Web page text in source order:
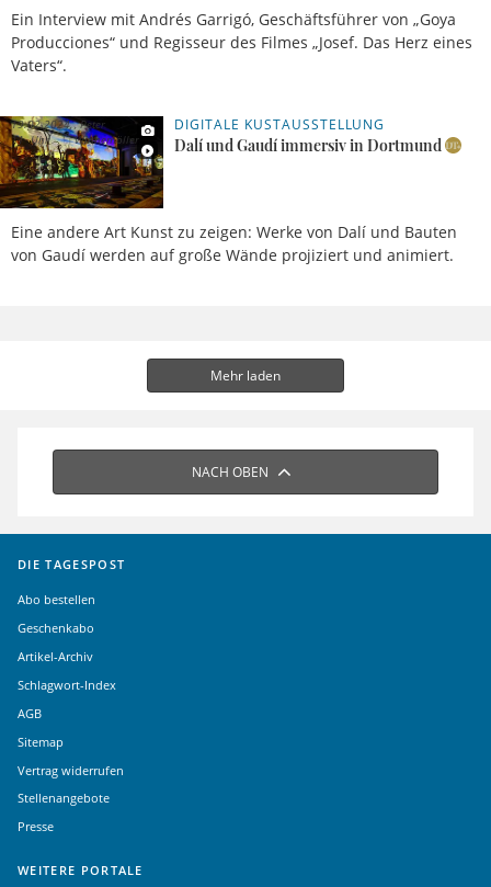
Ein Interview mit Andrés Garrigó, Geschäftsführer von „Goya
Producciones“ und Regisseur des Filmes „Josef. Das Herz eines
Vaters“.
DIGITALE KUSTAUSSTELLUNG
Dalí und Gaudí immersiv in Dortmund
Eine andere Art Kunst zu zeigen: Werke von Dalí und Bauten
von Gaudí werden auf große Wände projiziert und animiert.
19.02.2024,
11 Uhr
Peter
Winnemöller
Mehr laden
NACH OBEN
DIE TAGESPOST
Abo bestellen
Geschenkabo
Artikel-Archiv
Schlagwort-Index
AGB
Sitemap
Vertrag widerrufen
Stellenangebote
Presse
WEITERE PORTALE